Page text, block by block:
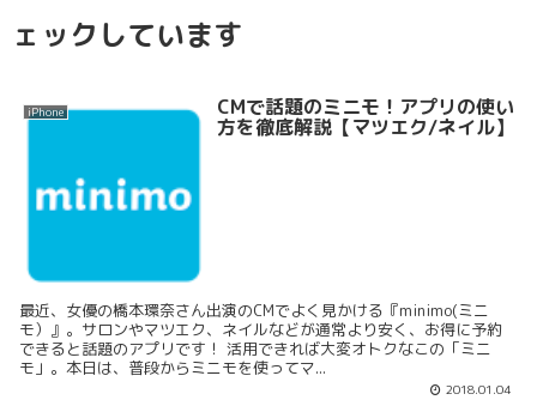
ェックしています
iPhone CMで話題のミニモ！アプリの使い
方を徹底解説【マツエク/ネイル】
最近、女優の橋本環奈さん出演のCMでよく見かける『minimo(ミニ
モ）』。サロンやマツエク、ネイルなどが通常より安く、お得に予約
できると話題のアプリです！ 活用できれば大変オトクなこの「ミニ
モ」。本日は、普段からミニモを使ってマ...
2018.01.04